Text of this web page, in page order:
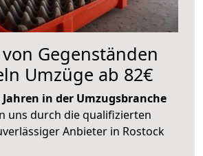
Gegenständen
Umzüge ab 82€
Jahren in der Umzugsbranche
uns durch die qualifizierten
Anbieter in Rostock